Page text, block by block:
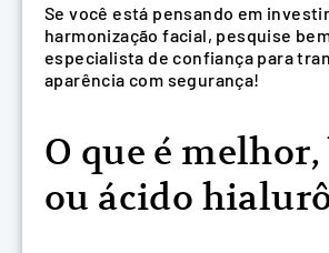
Se você está pensando em
harmonização facial, pesquise
especialista de confiança para
aparência com segurança!
O que é
ou ácido